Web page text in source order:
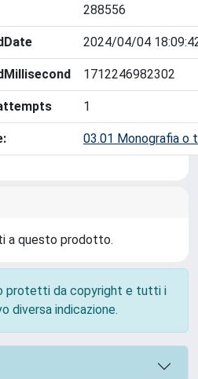
288556
2024/04/04
1712246982302
1
03.01 Monografia
a questo prodotto.
protetti da copyright e tutti i
diversa indicazione.